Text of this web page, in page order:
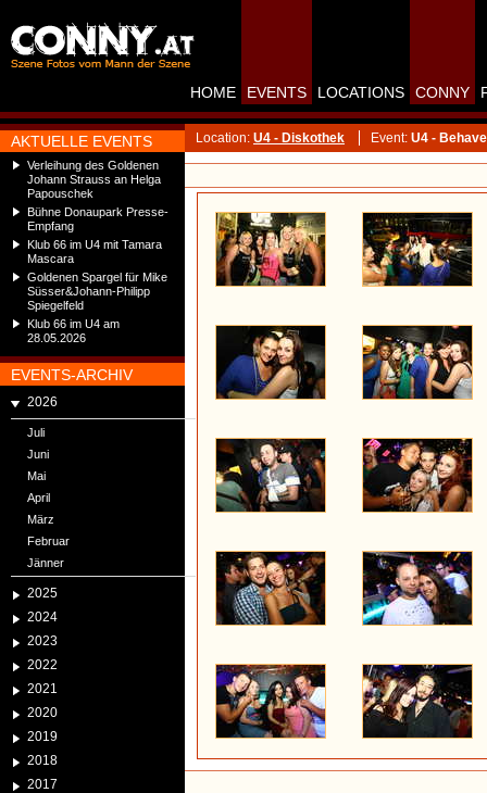
AKTUELLE EVENTS
Verleihung des Goldenen
Johann Strauss an Helga
Papouschek
Bühne Donaupark Presse-
Empfang
Klub 66 im U4 mit Tamara
Mascara
Goldenen Spargel für Mike
Süsser&Johann-Philipp
Spiegelfeld
Klub 66 im U4 am
28.05.2026
EVENTS-ARCHIV
2026
Juli
Juni
Mai
April
März
Februar
Jänner
2025
2024
2023
2022
2021
2020
2019
2018
2017
HOME EVENTS LOCATIONS CONNY
Location: U4 - Diskothek Event: U4 -